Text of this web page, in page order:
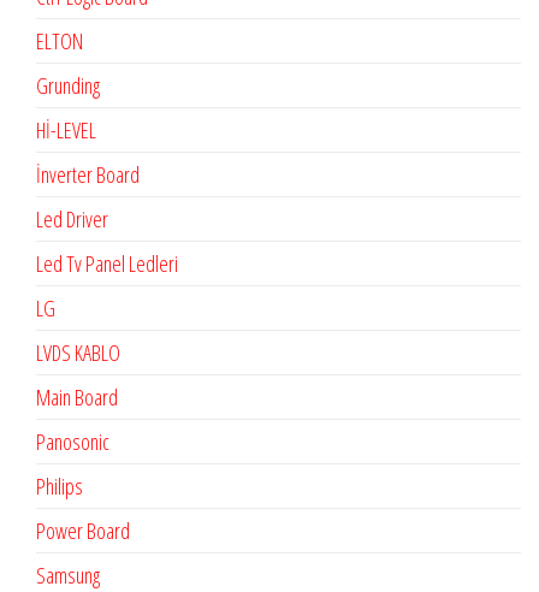
ELTON
Grunding
Hİ-LEVEL
İnverter Board
Led Driver
Led Tv Panel Ledleri
LG
LVDS KABLO
Main Board
Panosonic
Philips
Power Board
Samsung